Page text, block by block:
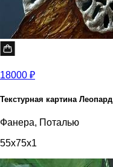
18000 ₽
Текстурная картина Леопард
Фанера, Поталью
55x75x1